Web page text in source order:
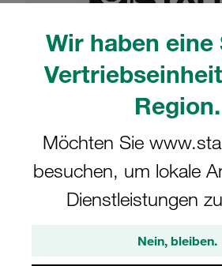
Wir haben eine
Region.
Möchten Sie
besuchen, um lokale
Dienstleistungen
Nein, bleiben.
Bitte beachten Sie: Das Bild dient nur zur
tatsächlichen Produkt abweichen.
Mehr anzeigen
Messkupplung Stauff